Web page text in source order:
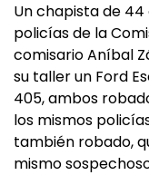
Un chapista de
policías de la
comisario Aníbal
su taller un Ford
405, ambos
los mismos
también robado,
mismo